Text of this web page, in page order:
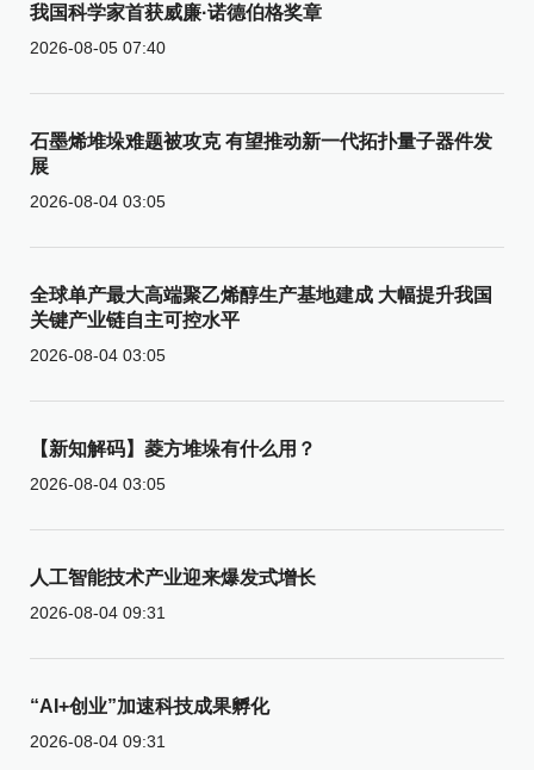
我国科学家首获威廉·诺德伯格奖章
2026-08-05 07:40
石墨烯堆垛难题被攻克 有望推动新一代拓扑量子器件发
展
2026-08-04 03:05
全球单产最大高端聚乙烯醇生产基地建成 大幅提升我国
关键产业链自主可控水平
2026-08-04 03:05
【新知解码】菱方堆垛有什么用？
2026-08-04 03:05
人工智能技术产业迎来爆发式增长
2026-08-04 09:31
“AI+创业”加速科技成果孵化
2026-08-04 09:31